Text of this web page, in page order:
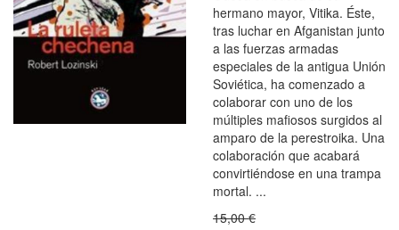
hermano mayor, Vitika. Éste,
tras luchar en Afganistan junto
a las fuerzas armadas
especiales de la antigua Unión
Soviética, ha comenzado a
colaborar con uno de los
múltiples mafiosos surgidos al
amparo de la perestroika. Una
colaboración que acabará
convirtiéndose en una trampa
mortal. ...
15,00 €